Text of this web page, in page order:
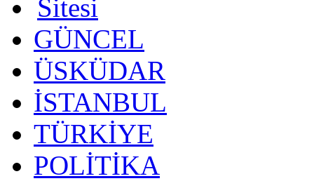
GÜNCEL
ÜSKÜDAR
İSTANBUL
TÜRKİYE
POLİTİKA